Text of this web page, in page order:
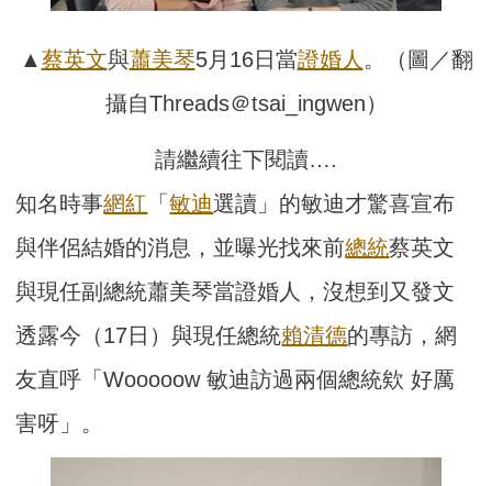
▲ 蔡英文與蕭美琴5月16日當證婚人 。（圖／翻
攝自Threads＠tsai_ingwen）
請繼續往下閱讀….
知名時事網紅 「敏迪選讀」的敏迪才驚喜宣布
與伴侶結婚的消息，並曝光找來前總統蔡英文
與現任副總統蕭美琴當證婚人，沒想到又發文
透露今（17日）與現任總統賴清德的專訪，網
友直呼「Wooooow 敏迪訪過兩個總統欸 好厲
害呀」。